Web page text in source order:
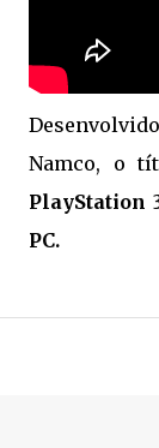
Namco, o
PlayStation
PC.